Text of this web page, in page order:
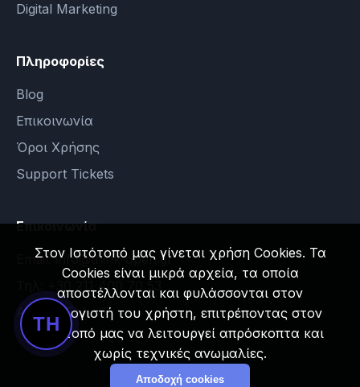
Στον Ιστότοπό μας γίνεται χρήση Cookies. Τα
Cookies είναι μικρά αρχεία, τα οποία
αποστέλλονται και φυλάσσονται στον
υπολογιστή του χρήστη, επιτρέποντας στον
Ιστότοπό μας να λειτουργεί απρόσκοπτα και
χωρίς τεχνικές ανωμαλίες.
Αποδοχή cookies
Digital Marketing
Πληροφορίες
Blog
Επικοινωνία
Όροι Χρήσης
Support Tickets
Επικοινωνία
Email: info@think-open.gr
Τηλ: +30 211 400 70 53
Αθήνα, Ελλάδα
TH